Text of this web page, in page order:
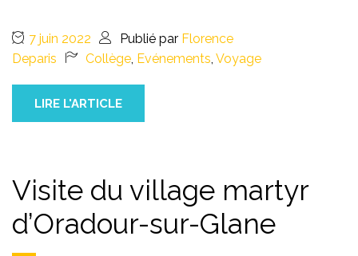
7 juin 2022 Publié par Florence
Deparis
Collège, Evénements, Voyage
LIRE L'ARTICLE
Visite du village martyr
d’Oradour-sur-Glane